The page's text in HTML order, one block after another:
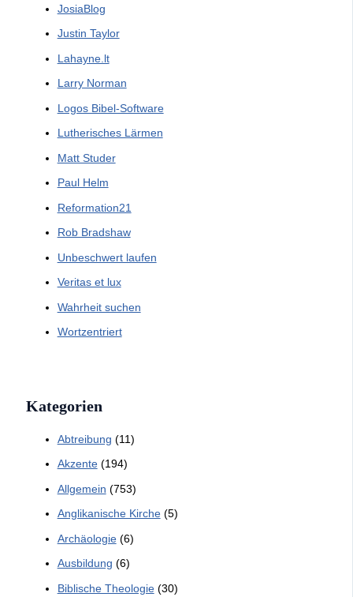
JosiaBlog
Justin Taylor
Lahayne.lt
Larry Norman
Logos Bibel-Software
Lutherisches Lärmen
Matt Studer
Paul Helm
Reformation21
Rob Bradshaw
Unbeschwert laufen
Veritas et lux
Wahrheit suchen
Wortzentriert
Kategorien
Abtreibung (11)
Akzente(194)
Allgemein (753)
Anglikanische Kirche(5)
Archäologie(6)
Ausbildung (6)
Biblische Theologie(30)